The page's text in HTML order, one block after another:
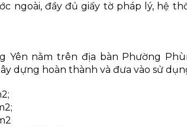
ngoài, đầy đủ giấy tờ pháp lý, hệ
Yên nằm trên địa bàn Phường
dựng hoàn thành và đưa vào sử